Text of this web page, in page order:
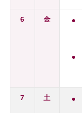
6 金
7 土